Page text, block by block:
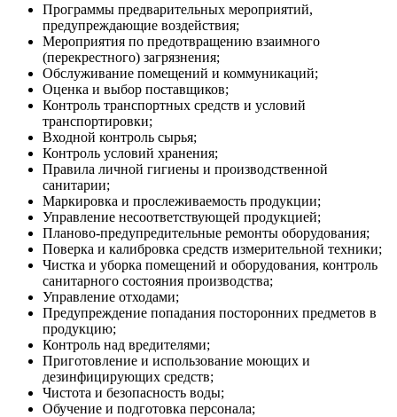
Программы предварительных мероприятий,
предупреждающие воздействия;
Мероприятия по предотвращению взаимного
(перекрестного) загрязнения;
Обслуживание помещений и коммуникаций;
Оценка и выбор поставщиков;
Контроль транспортных средств и условий
транспортировки;
Входной контроль сырья;
Контроль условий хранения;
Правила личной гигиены и производственной
санитарии;
Маркировка и прослеживаемость продукции;
Управление несоответствующей продукцией;
Планово-предупредительные ремонты оборудования;
Поверка и калибровка средств измерительной техники;
Чистка и уборка помещений и оборудования, контроль
санитарного состояния производства;
Управление отходами;
Предупреждение попадания посторонних предметов в
продукцию;
Контроль над вредителями;
Приготовление и использование моющих и
дезинфицирующих средств;
Чистота и безопасность воды;
Обучение и подготовка персонала;